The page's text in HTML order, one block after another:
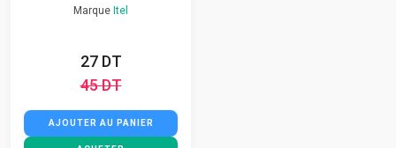
Marque Itel
27 DT
45 DT
AJOUTER AU PANIER